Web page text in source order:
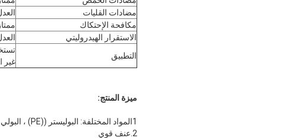
مضادات القليات
مكافحة الإحتكاك
ممتاز
الاستقرار الهيدروليتي
التطبيق
غير
ميزة المنتج:
1المواد المختلفة: البوليستر ((PE) ، البولي بروبلين ((PP) ، الأراميد، P84، الأكريليك، PPS، الألياف الزجاجية، PTFE،Nomex،FMS الخ.
2.عنف قوي